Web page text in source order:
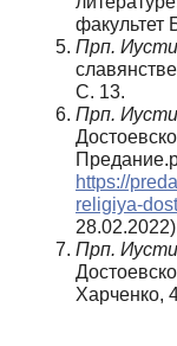
факультет
Прп.
С. 13.
Прп.
https://
religiya-
28.02.2022)
Прп.
Харченко,